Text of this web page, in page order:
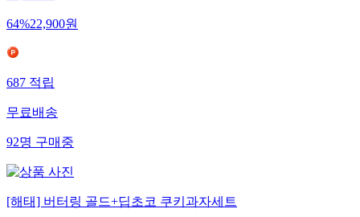
64%22,900원
687 적립
무료배송
92명 구매중
[해태] 버터링 골드+딥초코 쿠키과자세트